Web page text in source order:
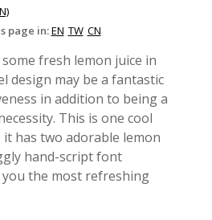
page in:EN TW CN
fresh lemon juice in
design may be a fantastic
in addition to being a
This is one cool
has two adorable lemon
hand-script font
the most refreshing